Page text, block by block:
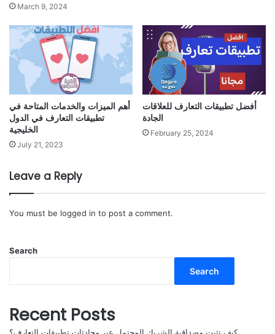
March 9, 2024
أهم الميزات والخدمات المتاحة في
تطبيقات التعارف في الدول
الخليجية
July 21, 2023
أفضل تطبيقات التعارف للعلاقات
الجادة
February 25, 2024
Leave a Reply
You must be logged in to post a comment.
Search
Search
Recent Posts